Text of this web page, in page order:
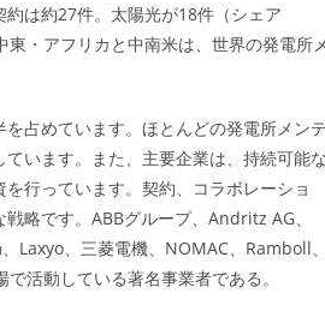
は約27件。太陽光が18件（シェア
・アフリカと中南米は、世界の発電所メ
占めています。ほとんどの発電所メンテ
います。また、主要企業は、持続可能な
行っています。契約、コラボレーショ
略です。ABBグループ、Andritz AG、
、三菱電機、NOMAC、Ramboll、
活動している著名事業者である。